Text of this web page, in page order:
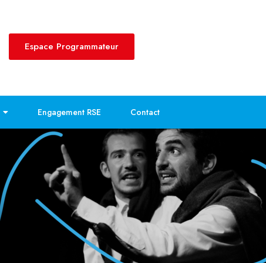
Espace Programmateur
Engagement RSE Contact